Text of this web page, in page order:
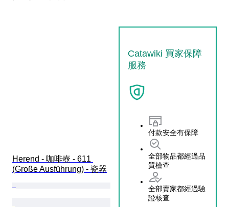
Catawiki 買家保障
服務
付款安全有保障
全部物品都經過品
質檢查
全部賣家都經過驗
證核查
Herend - 咖啡壺 - 611
(Große Ausführung) - 瓷器